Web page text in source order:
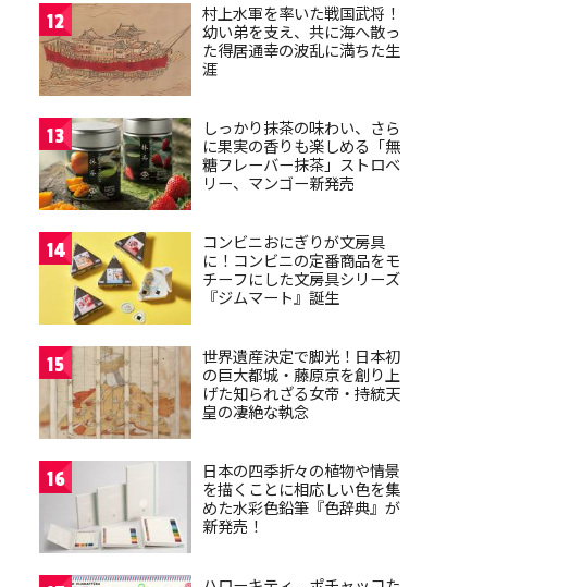
12
村上水軍を率いた戦国武将！
幼い弟を支え、共に海へ散っ
た得居通幸の波乱に満ちた生
涯
13
しっかり抹茶の味わい、さら
に果実の香りも楽しめる「無
糖フレーバー抹茶」ストロベ
リー、マンゴー新発売
14
コンビニおにぎりが文房具
に！コンビニの定番商品をモ
チーフにした文房具シリーズ
『ジムマート』誕生
15
世界遺産決定で脚光！日本初
の巨大都城・藤原京を創り上
げた知られざる女帝・持統天
皇の凄絶な執念
16
日本の四季折々の植物や情景
を描くことに相応しい色を集
めた水彩色鉛筆『色辞典』が
新発売！